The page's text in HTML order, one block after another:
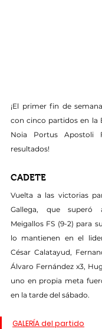
¡El primer fin de
con cinco partidos en la
Noia Portus Apostoli
resultados!
CADETE
Vuelta a las victorias
Gallega, que superó
Meigallos FS (9-2) para
lo mantienen en el
César Calatayud,
Álvaro Fernández x3,
uno en propia meta
en la tarde del sábado.
GALERÍA del partido